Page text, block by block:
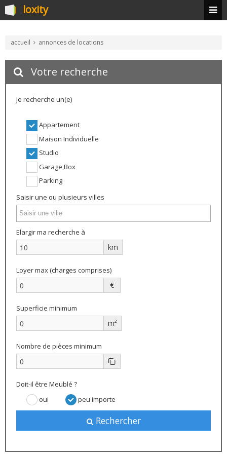
loxity
accueil annonces de locations
Votre recherche
Je recherche un(e)
Appartement
Maison Individuelle
Studio
Garage,Box
Parking
Saisir une ou plusieurs villes
Elargir ma recherche à
km
Loyer max (charges comprises)
€
Superficie minimum
m²
Nombre de pièces minimum
Doit-il être Meublé ?
oui
peu importe
Rechercher